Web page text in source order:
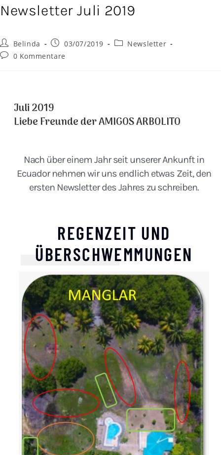
Newsletter Juli 2019
Belinda 03/07/2019
Newsletter
0 Kommentare
Juli 2019
Liebe Freunde der AMIGOS ARBOLITO
Nach über einem Jahr seit unserer Ankunft in
Ecuador nehmen wir uns endlich etwas Zeit, den
ersten Newsletter des Jahres zu schreiben.
REGENZEIT UND
ÜBERSCHWEMMUNGEN